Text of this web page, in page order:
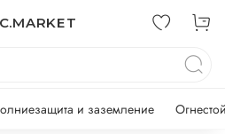
и заземление